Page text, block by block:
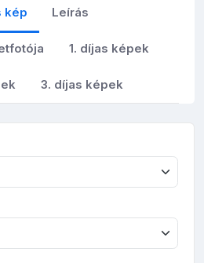
kép Leírás
1. díjas képek
3. díjas képek